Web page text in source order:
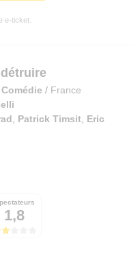
e-ticket.
Comédie / France
Patrick Timsit Eric
1,8